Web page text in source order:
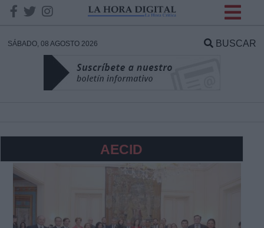
SÁBADO, 08 AGOSTO 2026 BUSCAR
AECID
DATOS
Responsable: